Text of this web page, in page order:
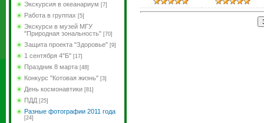
Экскурсия в океанариум [7]
Работа в группах [5]
Экскурси в музей МГУ
"Природная зональность" [70]
Защита проекта "Здоровье" [9]
1 сентября 4"Б" [17]
Праздник 8 марта [48]
Конкурс "Котовая жизнь" [3]
День космонавтики [81]
ПДД [25]
Разные фотографии 2011 года
[24]